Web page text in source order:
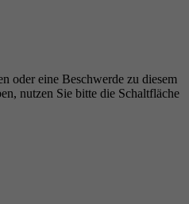
oder eine Beschwerde zu diesem
nutzen Sie bitte die Schaltfläche